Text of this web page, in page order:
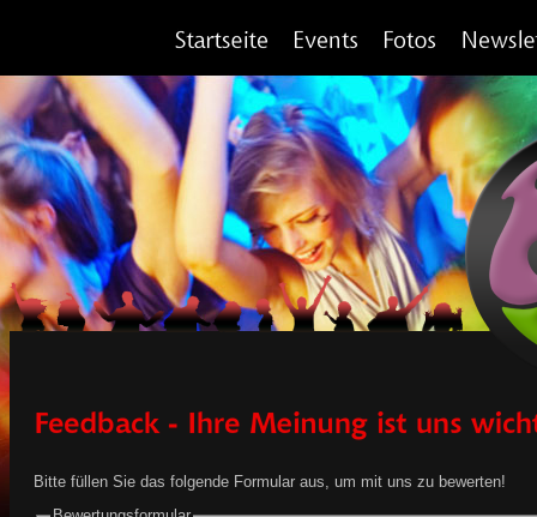
Bitte füllen Sie das folgende Formular aus, um mit uns zu bewerten!